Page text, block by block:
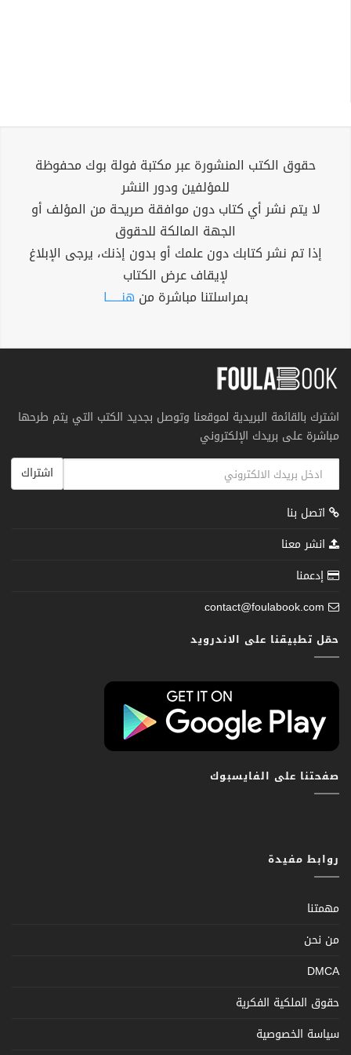
حقوق الكتب المنشورة عبر مكتبة فولة بوك محفوظة
للمؤلفين ودور النشر
لا يتم نشر أي كتاب دون موافقة صريحة من المؤلف أو
الجهة المالكة للحقوق
إذا تم نشر كتابك دون علمك أو بدون إذنك، يرجى الإبلاغ
لإيقاف عرض الكتاب
بمراسلتنا مباشرة من هنــــــا
اشترك بالقائمة البريدية لموقعنا وتوصل بجديد الكتب التي يتم طرحها
مباشرة على بريدك الإلكتروني
اشتراك
اتصل بنا
انشر معنا
إدعمنا
contact@foulabook.com
حمّل تطبيقنا على الاندرويد
صفحتنا على الفايسبوك
روابط مفيدة
مهمتنا
من نحن
DMCA
حقوق الملكية الفكرية
سياسة الخصوصية